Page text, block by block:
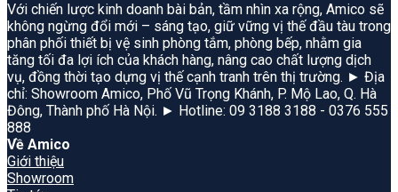
Với chiến lược kinh doanh bài bản, tầm nhìn xa rộng, Amico sẽ
không ngừng đổi mới – sáng tạo, giữ vững vị thế đầu tàu trong
phân phối thiết bị vệ sinh phòng tắm, phòng bếp, nhằm gia
tăng tối đa lợi ích của khách hàng, nâng cao chất lượng dịch
vụ, đồng thời tạo dựng vị thế cạnh tranh trên thị trường. ► Địa
chỉ: Showroom Amico, Phố Vũ Trọng Khánh, P. Mộ Lao, Q. Hà
Đông, Thành phố Hà Nội. ► Hotline: 09 3188 3188 - 0376 555
888
Về Amico
Giới thiệu
Showroom